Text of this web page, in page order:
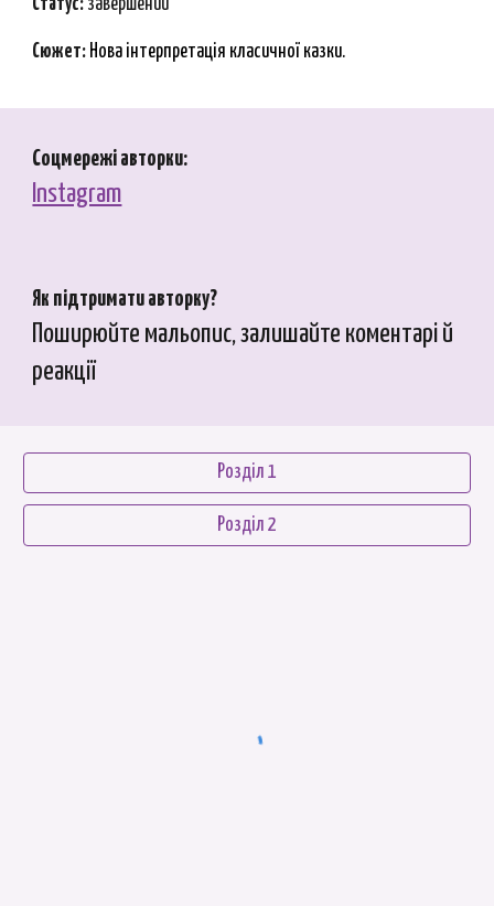
Статус: завершений
Сюжет: Нова інтерпретація класичної казки.
Соцмережі авторки:
Instagram
Як підтримати авторку?
Поширюйте мальопис, залишайте коментарі й
реакції
Розділ 1
Розділ 2